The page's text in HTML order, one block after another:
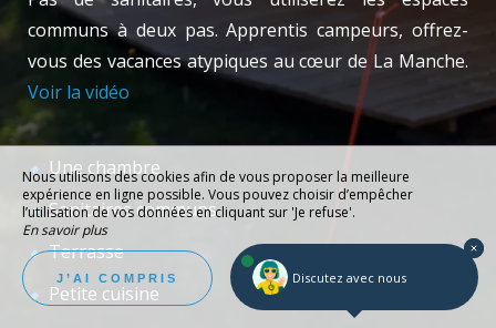
communs à deux pas. Apprentis campeurs, offrez-
vous des vacances atypiques au cœur de La Manche.
Voir la vidéo
Une chambre
Sanitaires communs
Terrasse
Petite cuisine
Nous utilisons des cookies afin de vous proposer la meilleure
expérience en ligne possible. Vous pouvez choisir d’empêcher
l’utilisation de vos données en cliquant sur 'Je refuse'.
En savoir plus
J’AI COMPRIS Je refuseDiscutez avec nous